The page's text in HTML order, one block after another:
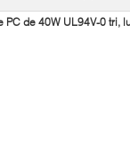
de 40W UL94V-0 tri,